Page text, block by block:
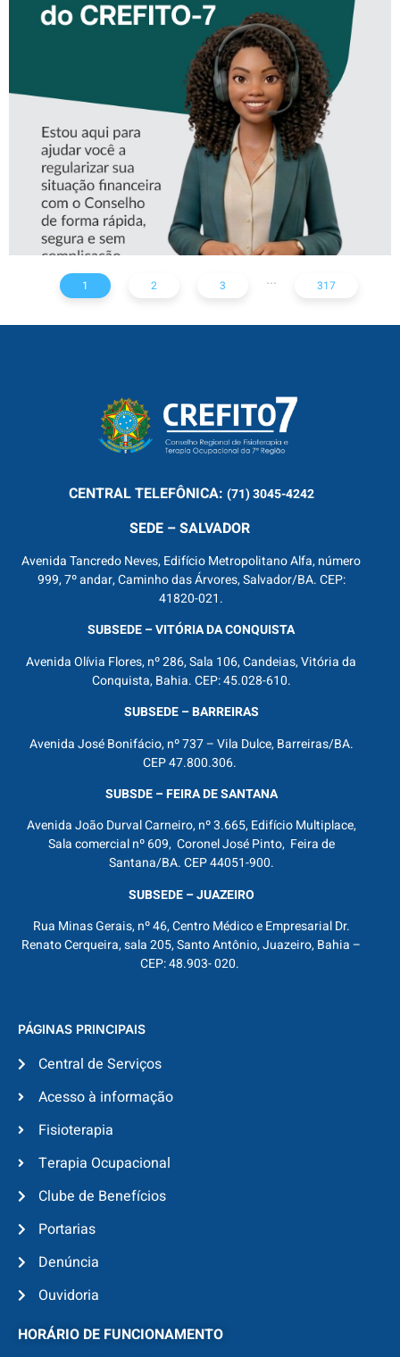
CONHEÇA A ‘ALINE’,
ASSISTENTE VIRTUAL DO
CREFITO-7
1 2 3 ... 317
CENTRALTELEFÔNICA: (71) 3045-4242
SEDE – SALVADOR
Avenida Tancredo Neves, Edifício Metropolitano Alfa, número
999, 7º andar, Caminho das Árvores, Salvador/BA. CEP:
41820-021.
SUBSEDE – VITÓRIA DA CONQUISTA
Avenida Olívia Flores, nº 286, Sala 106, Candeias, Vitória da
Conquista, Bahia. CEP: 45.028-610.
SUBSEDE – BARREIRAS
Avenida José Bonifácio, nº 737 – Vila Dulce, Barreiras/BA.
CEP 47.800.306.
SUBSDE – FEIRA DE SANTANA
Avenida João Durval Carneiro, nº 3.665, Edifício Multiplace,
Sala comercial nº 609, Coronel José Pinto, Feira de
Santana/BA. CEP 44051-900.
SUBSEDE – JUAZEIRO
Rua Minas Gerais, nº 46, Centro Médico e Empresarial Dr.
Renato Cerqueira, sala 205, Santo Antônio, Juazeiro, Bahia –
CEP: 48.903- 020.
PÁGINAS PRINCIPAIS
Central de Serviços
Acesso à informação
Fisioterapia
Terapia Ocupacional
Clube de Benefícios
Portarias
Denúncia
Ouvidoria
HORÁRIO DE FUNCIONAMENTO